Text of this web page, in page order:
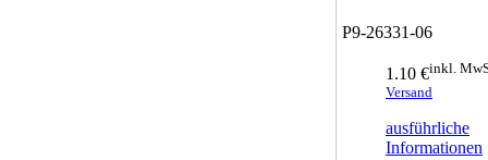
P9-26331-06
1.10 €inkl.
Versand
ausführliche
Informationen